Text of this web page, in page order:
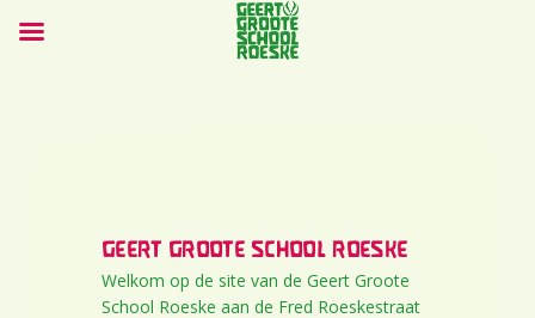
GEERT GROOTE SCHOOL ROESKE
Welkom op de site van de Geert Groote
School Roeske aan de Fred Roeskestraat